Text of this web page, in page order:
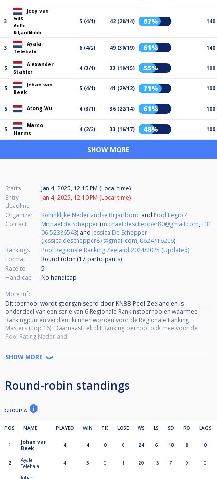
3
Joey van
Gils
Gefle
Biljardklubb
5 (4/1) 42 (28/14) 67% 140
3
Ayala
Telehala
6 (4/2) 49 (30/19) 61% 140
5
Alexander
Stabler
4 (3/1) 33 (18/15) 55% 100
5
Johan van
Beek
5 (4/1) 41 (29/12) 71% 100
5 Atong Wu 4 (3/1) 36 (22/14) 61% 100
5
Marco
Harms
4 (2/2) 33 (16/17) 48% 100
SHOW MORE
Starts
Jan 4, 2025, 12:15 PM (Local time)
Entry
deadline
Jan 4, 2025, 12:10 PM (Local time)
Organizer Koninklijke Nederlandse Biljartbond and Pool Regio 4
Contact
Michael de Schepper (michael.deschepper80@gmail.com,+31
06-52386543) and Jessica De Schepper
(jessica.deschepper87@gmail.com, 0624716206)
Rankings
Pool Regionale Ranking Zeeland 2024/2025 (Updated)
Format
Round robin (17 participants)
Race to
5
Handicap
No handicap
More info
Dit toernooi wordt georganiseerd door KNBB Pool Zeeland en is
onderdeel van een serie van 6 Regionale Rankingtoernooien waarmee
Rankingpunten verdient kunnen worden voor de Regionale Ranking
Masters (Top 16). Daarnaast telt dit Rankingtoernooi ook mee voor de
Pool Rating Nederland.
Toernooi informatie:
•Open voor alle niveaus
•Kwalificatie Masters (Top 16) 50% deelname = minimaal 3 deelnames
•Format = DKO to SKO*
van Cuescore bepaald. Afhankelijk van het aantal inschrijvingen kunnen de
Voorbeeld Seeding SKO schema ‘Laatste 16’:
winnaar WQ1 vs winnaar LQ5
winnaar WQ2 vs winnaar LQ6
SHOW MORE
Round-robin standings
GROUP A
POS NAME PLAYED WIN TIE LOSE WS LS SD RO LAGS
1
Johan van
Beek
4 4 0 0 24 6 18 0 0
2
Ayala
Telehala
4 3 0 1 20 13 7 0 0